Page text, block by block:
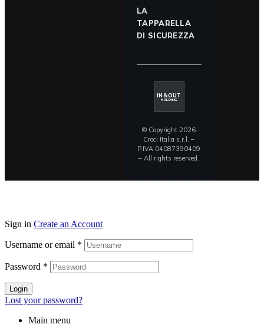
LA
TAPPARELLA
DI SICUREZZA
IN&OUT
HOLDING
© Copyright 2026
Croci Italia s.r.l. –
P.IVA 04087390409
– All rights reserved.
Sign in Create an Account
Username or email *
Password *
Login
Lost your password?
Main menu